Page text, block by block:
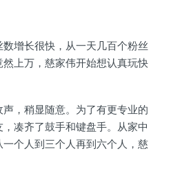
增长很快，从一天几百个粉丝
上万，慈家伟开始想认真玩快
，稍显随意。为了有更专业的
凑齐了鼓手和键盘手。从家中
个人到三个人再到六个人，慈